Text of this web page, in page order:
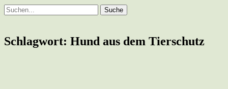
Suchen
Suche
nach:
Schlagwort: Hund aus dem Tierschutz